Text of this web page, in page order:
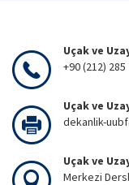
Uçak ve
+90 (212) 285
Uçak ve
dekanlik-
Uçak ve
Merkezi